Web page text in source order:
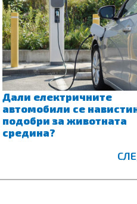
Дали електричните
автомобили се
подобри за животната
средина?